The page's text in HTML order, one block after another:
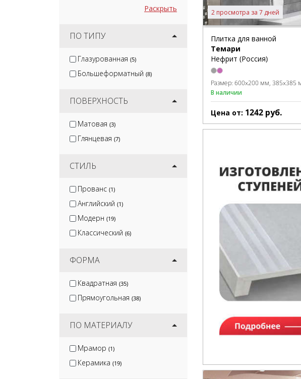
Раскрыть
ПО ТИПУ
Глазурованная (5)
Большеформатный (8)
ПОВЕРХНОСТЬ
Матовая (3)
Глянцевая (7)
СТИЛЬ
Прованс (1)
Английский (1)
Модерн (19)
Классический (6)
ФОРМА
Квадратная (35)
Прямоугольная (38)
ПО МАТЕРИАЛУ
Мрамор (1)
Керамика (19)
2 просмотра за 7 дней
Плитка для ванной
Темари
Нефрит (Россия)
Размер: 600x200 мм 385x385
В наличии
Цена от: 1242 руб.